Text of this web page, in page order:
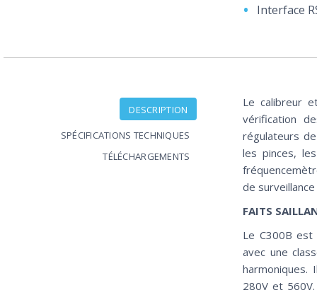
Interface
DESCRIPTION
SPÉCIFICATIONS TECHNIQUES
TÉLÉCHARGEMENTS
Le calibreur
vérification
régulateurs
les pinces,
de
FAITS
Le C300B
avec une
harmoniques.
280V et